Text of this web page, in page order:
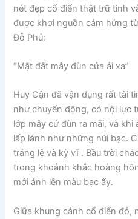
nét đẹp cổ điển thật trữ tình
được khơi nguồn cảm hứng
Đỗ Phủ:
“Mặt đất mây đùn cửa ải xa”
Huy Cận đã vận dụng rất tài
như chuyển động, có nội lực
lớp mây cứ đùn ra mãi, và
lấp lánh như những núi bạc.
tráng lệ và kỳ vĩ . Bầu trời
trong khoảnh khắc hoàng
mới ánh lên màu bạc ấy.
Giữa khung cảnh cổ điển đó,